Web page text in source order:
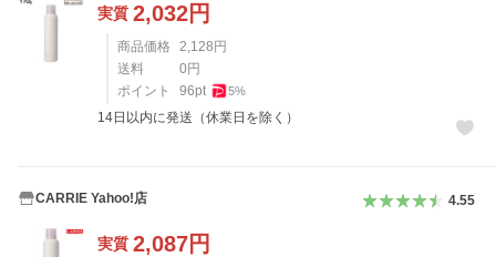
実質 2,032円
商品価格 2,128 円
送料
0 円
ポイント
96pt 5%
14日以内に発送（休業日を除く）
CARRIE Yahoo!店 4.55
実質 2,087円